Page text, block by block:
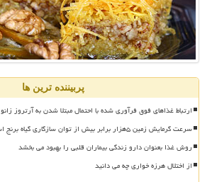
پربیننده ترین ها
ارتباط غذاهای فوق فرآوری شده با احتمال مبتلا شدن به آرتروز زانو
سرعت گرمایش زمین ۵هزار برابر بیش از توان سازگاری گیاه برنج است
روش غذا بعنوان دارو زندگی بیماران قلبی را بهبود می بخشد
از اختلال هرزه خواری چه می دانید